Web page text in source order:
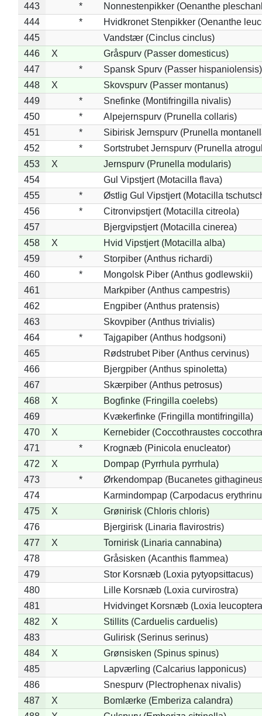
443
*
Nonnestenpikker (Oenanthe
444
*
Hvidkronet Stenpikker (Oenanthe
445
Vandstær (Cinclus cinclus)
446
X
Gråspurv (Passer domesticus)
447
*
Spansk Spurv (Passer hispaniolensis)
448
X
Skovspurv (Passer montanus)
449
*
Snefinke (Montifringilla nivalis)
450
*
Alpejernspurv (Prunella collaris)
451
*
Sibirisk Jernspurv (Prunella
452
*
Sortstrubet Jernspurv (Prunella
453
X
Jernspurv (Prunella modularis)
454
Gul Vipstjert (Motacilla flava)
455
*
Østlig Gul Vipstjert (Motacilla
456
*
Citronvipstjert (Motacilla citreola)
457
Bjergvipstjert (Motacilla cinerea)
458
X
Hvid Vipstjert (Motacilla alba)
459
*
Storpiber (Anthus richardi)
460
*
Mongolsk Piber (Anthus godlewskii)
461
Markpiber (Anthus campestris)
462
Engpiber (Anthus pratensis)
463
Skovpiber (Anthus trivialis)
464
*
Tajgapiber (Anthus hodgsoni)
465
Rødstrubet Piber (Anthus cervinus)
466
Bjergpiber (Anthus spinoletta)
467
Skærpiber (Anthus petrosus)
468
X
Bogfinke (Fringilla coelebs)
469
Kvækerfinke (Fringilla montifringilla)
470
X
Kernebider (Coccothraustes
471
*
Krognæb (Pinicola enucleator)
472
X
Dompap (Pyrrhula pyrrhula)
473
*
Ørkendompap (Bucanetes
474
Karmindompap (Carpodacus
475
X
Grønirisk (Chloris chloris)
476
Bjergirisk (Linaria flavirostris)
477
X
Tornirisk (Linaria cannabina)
478
Gråsisken (Acanthis flammea)
479
Stor Korsnæb (Loxia pytyopsittacus)
480
Lille Korsnæb (Loxia curvirostra)
481
Hvidvinget Korsnæb (Loxia
482
X
Stillits (Carduelis carduelis)
483
Gulirisk (Serinus serinus)
484
X
Grønsisken (Spinus spinus)
485
Lapværling (Calcarius lapponicus)
486
Snespurv (Plectrophenax nivalis)
487
X
Bomlærke (Emberiza calandra)